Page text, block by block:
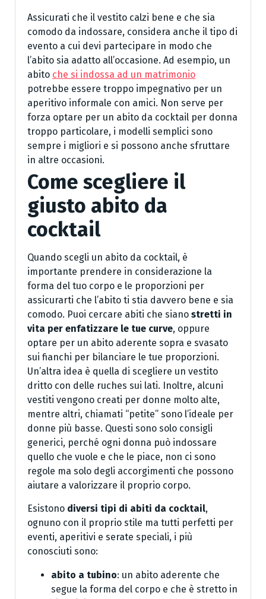
Assicurati che il vestito calzi bene e che sia
comodo da indossare, considera anche il tipo di
evento a cui devi partecipare in modo che
l’abito sia adatto all’occasione. Ad esempio, un
abito che si indossa ad un matrimonio
potrebbe essere troppo impegnativo per un
aperitivo informale con amici. Non serve per
forza optare per un abito da cocktail per donna
troppo particolare, i modelli semplici sono
sempre i migliori e si possono anche sfruttare
in altre occasioni.
Come scegliere il
giusto abito da
cocktail
Quando scegli un abito da cocktail, è
importante prendere in considerazione la
forma del tuo corpo e le proporzioni per
assicurarti che l’abito ti stia davvero bene e sia
comodo. Puoi cercare abiti che siano stretti in
vita per enfatizzare le tue curve, oppure
optare per un abito aderente sopra e svasato
sui fianchi per bilanciare le tue proporzioni.
Un’altra idea è quella di scegliere un vestito
dritto con delle ruches sui lati. Inoltre, alcuni
vestiti vengono creati per donne molto alte,
mentre altri, chiamati “petite” sono l’ideale per
donne più basse. Questi sono solo consigli
generici, perché ogni donna può indossare
quello che vuole e che le piace, non ci sono
regole ma solo degli accorgimenti che possono
aiutare a valorizzare il proprio corpo.
Esistono diversi tipi di abiti da cocktail,
ognuno con il proprio stile ma tutti perfetti per
eventi, aperitivi e serate speciali, i più
conosciuti sono:
abito a tubino: un abito aderente che
segue la forma del corpo e che è stretto in